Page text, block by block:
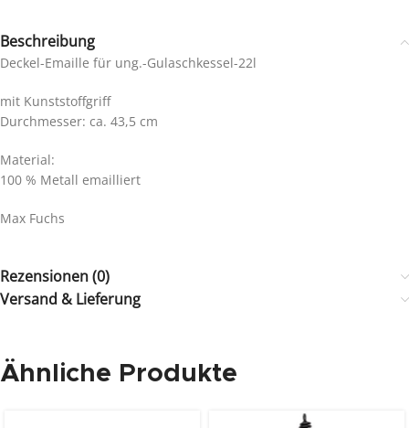
Beschreibung
Deckel-Emaille für ung.-Gulaschkessel-22l
mit Kunststoffgriff
Durchmesser: ca. 43,5 cm
Material:
100 % Metall emailliert
Max Fuchs
Rezensionen (0)
Versand & Lieferung
Ähnliche Produkte